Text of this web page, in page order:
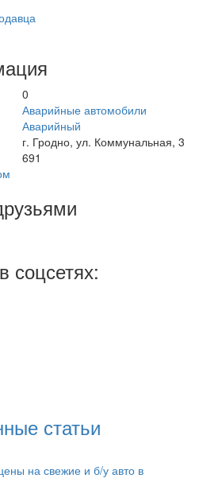
0
Аварийные автомобили
Аварийный
г. Гродно, ул. Коммунальная, 3
691
соцсетях:
статьи
на свежие и б/у авто в